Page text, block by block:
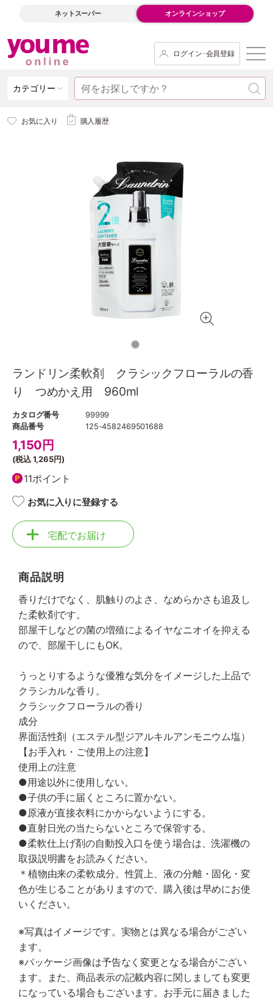
ネットスーパー オンラインショップ
ログイン･会員登録
カテゴリー
お気に入り 購入履歴
ランドリン柔軟剤 クラシックフローラルの香
り つめかえ用 960ml
カタログ番号
99999
商品番号
125-4582469501688
1,150 円
(税込1,265円)
11ポイント
お気に入りに登録する
宅配でお届け
商品説明
香りだけでなく、肌触りのよさ、なめらかさも追及し
た柔軟剤です。
部屋干しなどの菌の増殖によるイヤなニオイを抑える
ので、部屋干しにもOK。
うっとりするような優雅な気分をイメージした上品で
クラシカルな香り。
クラシックフローラルの香り
成分
界面活性剤（エステル型ジアルキルアンモニウム塩）
【お手入れ・ご使用上の注意】
使用上の注意
●用途以外に使用しない。
●子供の手に届くところに置かない。
●原液が直接衣料にかからないようにする。
●直射日光の当たらないところで保管する。
●柔軟仕上げ剤の自動投入口を使う場合は、洗濯機の
取扱説明書をお読みください。
＊植物由来の柔軟成分。性質上、液の分離・固化・変
色が生じることがありますので、購入後は早めにお使
いください。
※写真はイメージです。実物とは異なる場合がござい
ます。
※パッケージ画像は予告なく変更となる場合がござい
ます。また、商品表示の記載内容に関しましても変更
になっている場合もございます。お手元に届きました